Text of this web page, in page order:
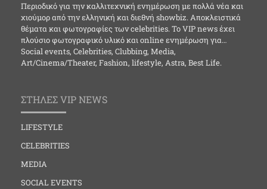
Περιοδικό για την καλλιτεχνική ενημέρωση με πολλά νέα και
χιούμορ από την ελληνική και διεθνή showbiz. Αποκλειστικά
θέματα και φωτογραφίες των celebrities. Το VIP news έχει
πλούσιο φωτογραφικό υλικό και online ενημέρωση για…
Social events, Celebrities, Clubbing, Media,
Art/Cinema/Theater, Fashion, lifestyle, Astra, Best Life.
ΣΤΗΛΕΣ VIP NEWS
LIFESTYLE
CELEBRITIES
MEDIA
SOCIAL EVENTS